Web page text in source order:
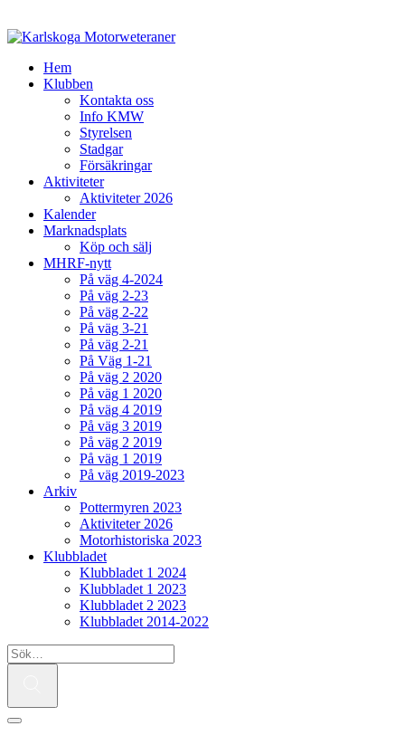
Hem
Klubben
Kontakta oss
Info KMW
Styrelsen
Stadgar
Försäkringar
Aktiviteter
Aktiviteter 2026
Kalender
Marknadsplats
Köp och sälj
MHRF-nytt
På väg 4-2024
På väg 2-23
På väg 2-22
På väg 3-21
På väg 2-21
På Väg 1-21
På väg 2 2020
På väg 1 2020
På väg 4 2019
På väg 3 2019
På väg 2 2019
På väg 1 2019
På väg 2019-2023
Arkiv
Pottermyren 2023
Aktiviteter 2026
Motorhistoriska 2023
Klubbladet
Klubbladet 1 2024
Klubbladet 1 2023
Klubbladet 2 2023
Klubbladet 2014-2022